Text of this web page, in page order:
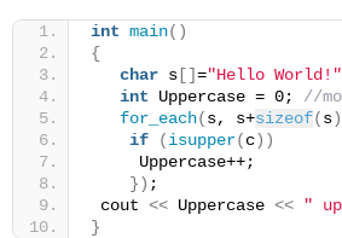
int main()
{
char s[]="Hello World!"
int Uppercase = 0; //
for_each(s, s+sizeof(s)
if
(isupper(c))
     Uppercase++;
}) ;
cout << Uppercase <<
"
}